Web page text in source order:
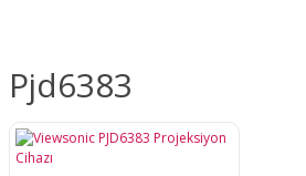
Pjd6383